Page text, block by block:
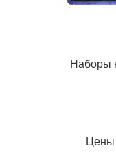
Наборы
Цены